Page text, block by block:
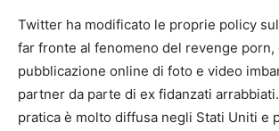
Twitter ha modificato le proprie policy
far fronte al fenomeno del revenge porn,
pubblicazione online di foto e video
partner da parte di ex fidanzati
pratica è molto diffusa negli Stati Uniti e